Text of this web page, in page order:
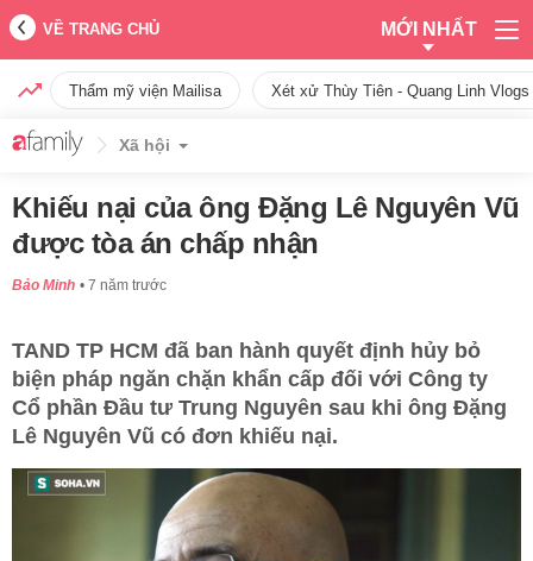
VỀ TRANG CHỦ MỚI NHẤT
Thẩm mỹ viện Mailisa Xét xử Thùy Tiên - Quang Linh
Xã hội
Khiếu nại của ông Đặng Lê Nguyên Vũ
được tòa án chấp nhận
Bảo Minh 7 năm trước
TAND TP HCM đã ban hành quyết định hủy bỏ
biện pháp ngăn chặn khẩn cấp đối với Công ty
Cổ phần Đầu tư Trung Nguyên sau khi ông Đặng
Lê Nguyên Vũ có đơn khiếu nại.